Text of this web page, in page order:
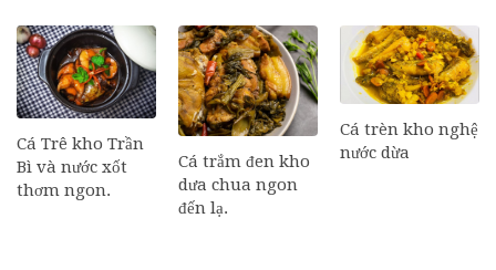
Cá Trê kho Trần
Bì và nước xốt
thơm ngon.
Cá trắm đen kho
dưa chua ngon
đến lạ.
Cá trèn kho nghệ
nước dừa